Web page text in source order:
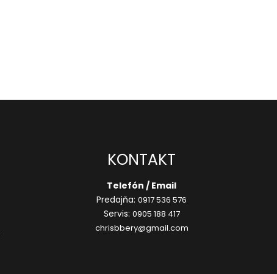
KONTAKT
Telefón / Email
Predajňa: 0917 536 576
Servis: 0905 188 417
chrisbbery@gmail.com